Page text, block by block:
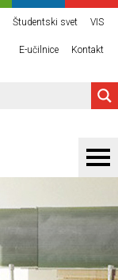
Študentski svet VIS
E-učilnice Kontakt